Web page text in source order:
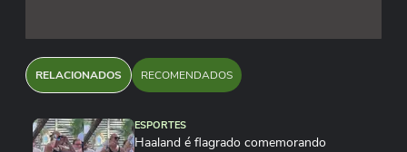
RELACIONADOS RECOMENDADOS
ESPORTES
Haaland é flagrado comemorando